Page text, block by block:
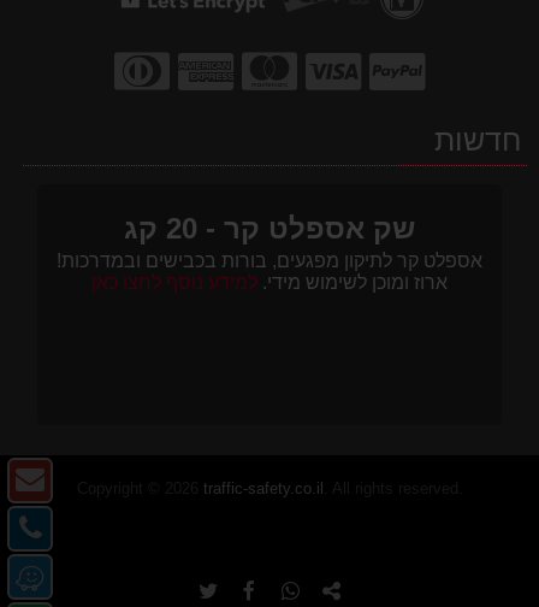
חדשות
שק אספלט קר - 20 קג
אספלט קר לתיקון מפגעים, בורות בכבישים ובמדרכות!
ארוז ומוכן לשימוש מידי. למידע נוסף לחצו כאן
traffic-safety.co.il
שתף
שתף שתף
-
-